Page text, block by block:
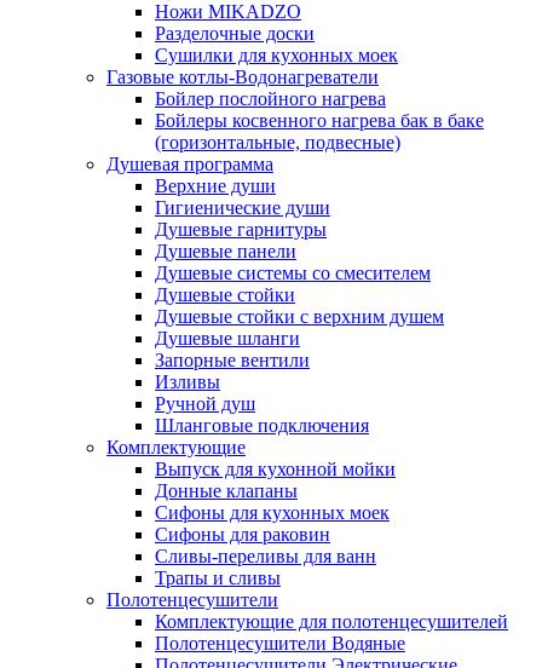
Ножи MIKADZO
Разделочные доски
Сушилки для кухонных моек
Газовые котлы-Водонагреватели
Бойлер послойного нагрева
Бойлеры косвенного нагрева бак в баке
(горизонтальные, подвесные)
Душевая программа
Верхние души
Гигиенические души
Душевые гарнитуры
Душевые панели
Душевые системы со смесителем
Душевые стойки
Душевые стойки с верхним душем
Душевые шланги
Запорные вентили
Изливы
Ручной душ
Шланговые подключения
Комплектующие
Выпуск для кухонной мойки
Донные клапаны
Сифоны для кухонных моек
Сифоны для раковин
Сливы-переливы для ванн
Трапы и сливы
Полотенцесушители
Комплектующие для полотенцесушителей
Полотенцесушители Водяные